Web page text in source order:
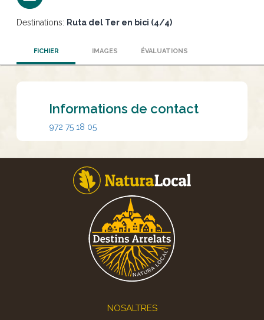
Destinations: Ruta del Ter en bici (4/4)
FICHIER IMAGES ÉVALUATIONS
Informations de contact
972 75 18 05
NOSALTRES